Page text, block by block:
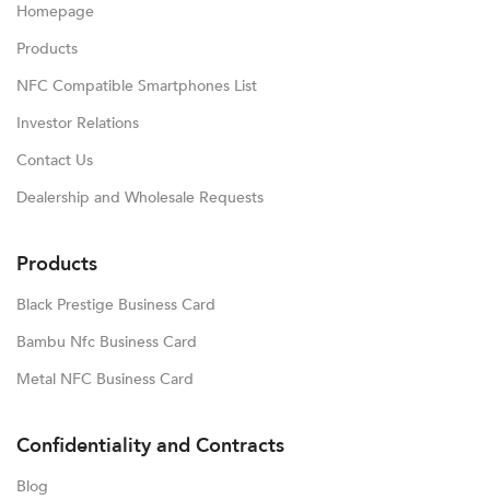
Homepage
Products
NFC Compatible Smartphones List
Investor Relations
Contact Us
Dealership and Wholesale Requests
Products
Black Prestige Business Card
Bambu Nfc Business Card
Metal NFC Business Card
Confidentiality and Contracts
Blog